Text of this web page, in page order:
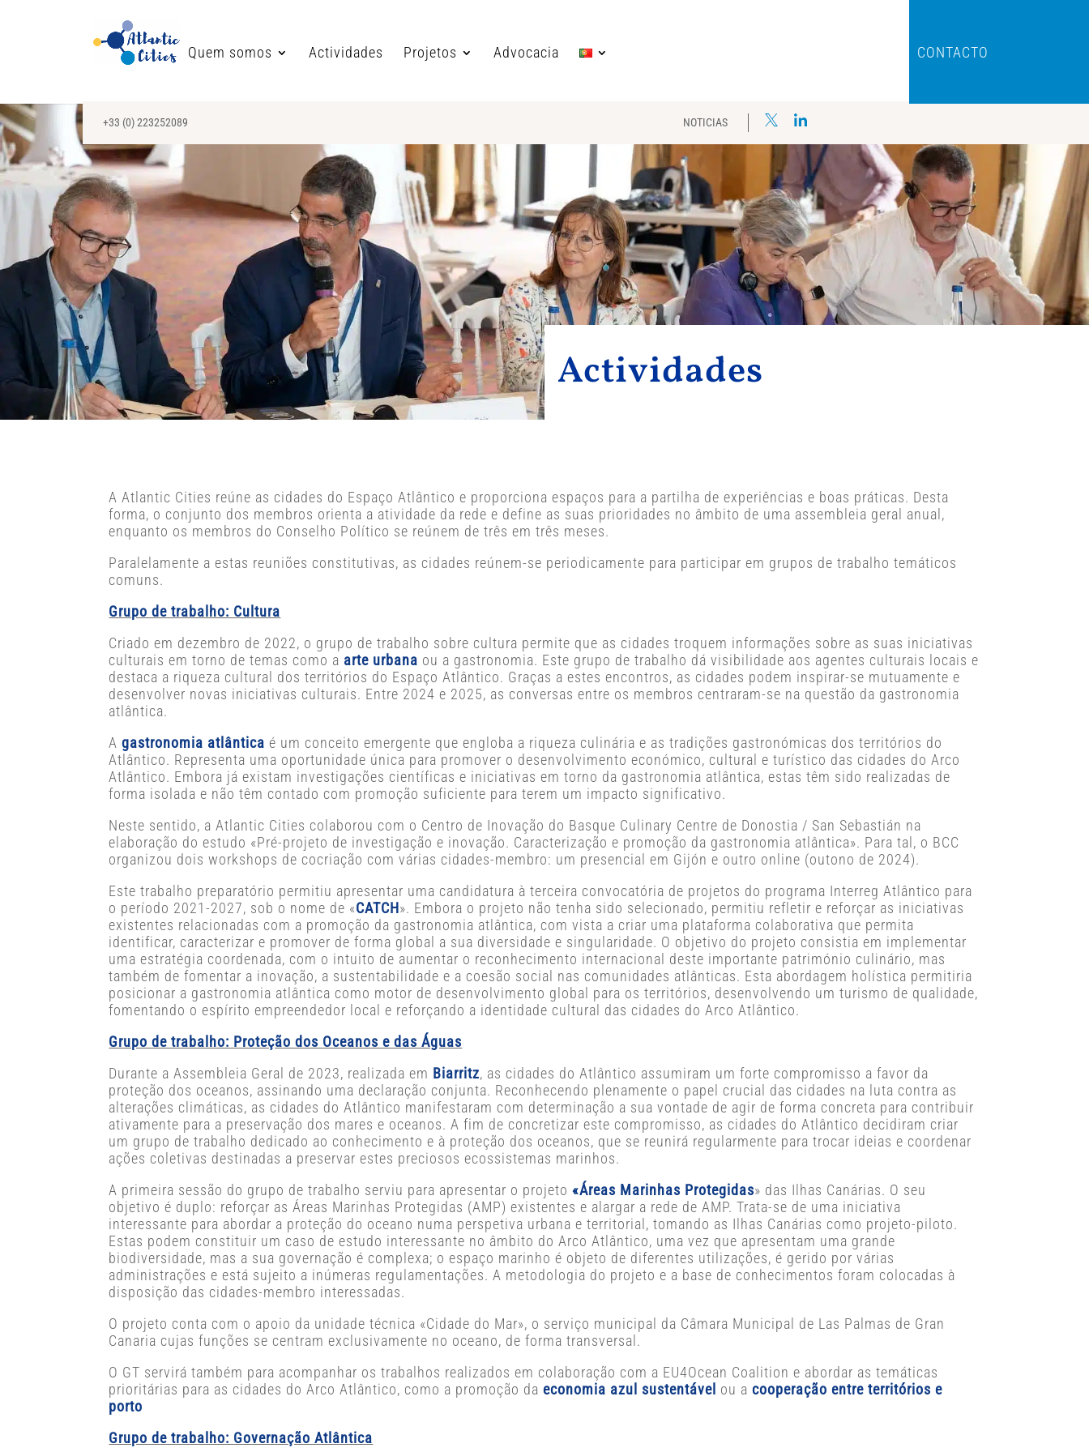
Quem somos Actividades Projetos Advocacia CONTACTO
+33 (0) 223252089 NOTICIAS
Actividades
A Atlantic Cities reúne as cidades do Espaço Atlântico e proporciona espaços para a partilha de experiências e boas práticas. Desta
forma, o conjunto dos membros orienta a atividade da rede e define as suas prioridades no âmbito de uma assembleia geral anual,
enquanto os membros do Conselho Político se reúnem de três em três meses.
Paralelamente a estas reuniões constitutivas, as cidades reúnem-se periodicamente para participar em grupos de trabalho temáticos
comuns.
Grupo de trabalho: Cultura
Criado em dezembro de 2022, o grupo de trabalho sobre cultura permite que as cidades troquem informações sobre as suas iniciativas
culturais em torno de temas como a arte urbana ou a gastronomia. Este grupo de trabalho dá visibilidade aos agentes culturais locais e
destaca a riqueza cultural dos territórios do Espaço Atlântico. Graças a estes encontros, as cidades podem inspirar-se mutuamente e
desenvolver novas iniciativas culturais. Entre 2024 e 2025, as conversas entre os membros centraram-se na questão da gastronomia
atlântica.
Agastronomia atlântica é um conceito emergente que engloba a riqueza culinária e as tradições gastronómicas dos territórios do
Atlântico. Representa uma oportunidade única para promover o desenvolvimento económico, cultural e turístico das cidades do Arco
Atlântico. Embora já existam investigações científicas e iniciativas em torno da gastronomia atlântica, estas têm sido realizadas de
forma isolada e não têm contado com promoção suficiente para terem um impacto significativo.
Neste sentido, a Atlantic Cities colaborou com o Centro de Inovação do Basque Culinary Centre de Donostia / San Sebastián na
elaboração do estudo «Pré-projeto de investigação e inovação. Caracterização e promoção da gastronomia atlântica». Para tal, o BCC
organizou dois workshops de cocriação com várias cidades-membro: um presencial em Gijón e outro online (outono de 2024).
Este trabalho preparatório permitiu apresentar uma candidatura à terceira convocatória de projetos do programa Interreg Atlântico para
o período 2021-2027, sob o nome de «CATCH». Embora o projeto não tenha sido selecionado, permitiu refletir e reforçar as iniciativas
existentes relacionadas com a promoção da gastronomia atlântica, com vista a criar uma plataforma colaborativa que permita
identificar, caracterizar e promover de forma global a sua diversidade e singularidade. O objetivo do projeto consistia em implementar
uma estratégia coordenada, com o intuito de aumentar o reconhecimento internacional deste importante património culinário, mas
também de fomentar a inovação, a sustentabilidade e a coesão social nas comunidades atlânticas. Esta abordagem holística permitiria
posicionar a gastronomia atlântica como motor de desenvolvimento global para os territórios, desenvolvendo um turismo de qualidade,
fomentando o espírito empreendedor local e reforçando a identidade cultural das cidades do Arco Atlântico.
Grupo de trabalho: Proteção dos Oceanos e das Águas
Durante a Assembleia Geral de 2023, realizada em Biarritz, as cidades do Atlântico assumiram um forte compromisso a favor da
proteção dos oceanos, assinando uma declaração conjunta. Reconhecendo plenamente o papel crucial das cidades na luta contra as
alterações climáticas, as cidades do Atlântico manifestaram com determinação a sua vontade de agir de forma concreta para contribuir
ativamente para a preservação dos mares e oceanos. A fim de concretizar este compromisso, as cidades do Atlântico decidiram criar
um grupo de trabalho dedicado ao conhecimento e à proteção dos oceanos, que se reunirá regularmente para trocar ideias e coordenar
ações coletivas destinadas a preservar estes preciosos ecossistemas marinhos.
A primeira sessão do grupo de trabalho serviu para apresentar o projeto«Áreas Marinhas Protegidas» das Ilhas Canárias. O seu
objetivo é duplo: reforçar as Áreas Marinhas Protegidas (AMP) existentes e alargar a rede de AMP. Trata-se de uma iniciativa
interessante para abordar a proteção do oceano numa perspetiva urbana e territorial, tomando as Ilhas Canárias como projeto-piloto.
Estas podem constituir um caso de estudo interessante no âmbito do Arco Atlântico, uma vez que apresentam uma grande
biodiversidade, mas a sua governação é complexa; o espaço marinho é objeto de diferentes utilizações, é gerido por várias
administrações e está sujeito a inúmeras regulamentações. A metodologia do projeto e a base de conhecimentos foram colocadas à
disposição das cidades-membro interessadas.
O projeto conta com o apoio da unidade técnica «Cidade do Mar», o serviço municipal da Câmara Municipal de Las Palmas de Gran
Canaria cujas funções se centram exclusivamente no oceano, de forma transversal.
O GT servirá também para acompanhar os trabalhos realizados em colaboração com a EU4Ocean Coalition e abordar as temáticas
prioritárias para as cidades do Arco Atlântico, como a promoção daeconomia azul sustentável ou acooperação entre territórios e
porto
Grupo de trabalho: Governação Atlântica